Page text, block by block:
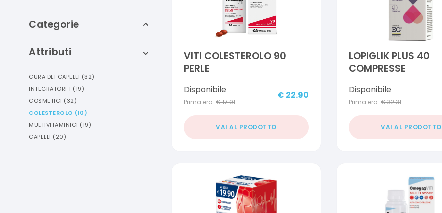
Categorie
Attributi
CURA DEI CAPELLI (32)
INTEGRATORI 1 (19)
COSMETICI (32)
COLESTEROLO (10)
MULTIVITAMINICI (19)
CAPELLI (20)
VITI COLESTEROLO 90
PERLE
Disponibile
Prima era: €17.91
€ 22.90
VAI AL PRODOTTO
LOPIGLIK PLUS 40
COMPRESSE
Disponibile
Prima era: €32.31
VAI AL PRODOTTO